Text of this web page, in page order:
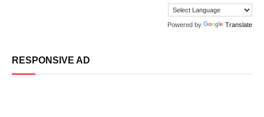
Powered by Translate
RESPONSIVE AD